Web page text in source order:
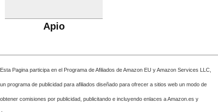
Apio
Esta Pagina participa en el Programa de Afiliados de Amazon EU y Amazon Services LLC,
un programa de publicidad para afiliados diseñado para ofrecer a sitios web un modo de
obtener comisiones por publicidad, publicitando e incluyendo enlaces a Amazon.es y